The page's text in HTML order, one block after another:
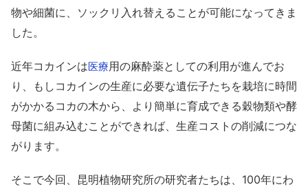
物や細菌に、ソックリ入れ替えることが可能になってきま
した。
近年コカインは医療用の麻酔薬としての利用が進んでお
り、もしコカインの生産に必要な遺伝子たちを栽培に時間
がかかるコカの木から、より簡単に育成できる穀物類や酵
母菌に組み込むことができれば、生産コストの削減につな
がります。
そこで今回、昆明植物研究所の研究者たちは、100年にわ